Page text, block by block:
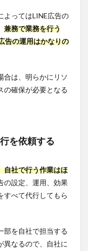
よってはLINE広告の
兼務で業務を行う
告の運用はかなりの
合は、明らかにリソ
の確保が必要となる
を依頼する
自社で行う作業はほ
の設定、運用、効果
すべて代行してもら
部を自社で担当する
異なるので、自社に